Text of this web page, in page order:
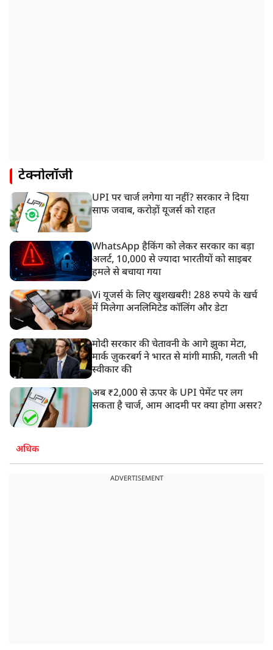
टेक्नोलॉजी
UPI पर चार्ज लगेगा या नहीं? सरकार ने दिया
साफ जवाब, करोड़ों यूजर्स को राहत
WhatsApp हैकिंग को लेकर सरकार का बड़ा
अलर्ट, 10,000 से ज्यादा भारतीयों को साइबर
हमले से बचाया गया
Vi यूजर्स के लिए खुशखबरी! 288 रुपये के खर्च
में मिलेगा अनलिमिटेड कॉलिंग और डेटा
मोदी सरकार की चेतावनी के आगे झुका मेटा,
मार्क ज़ुकरबर्ग ने भारत से मांगी माफ़ी, गलती भी
स्वीकार की
अब ₹2,000 से ऊपर के UPI पेमेंट पर लग
सकता है चार्ज, आम आदमी पर क्या होगा असर?
अधिक
ADVERTISEMENT